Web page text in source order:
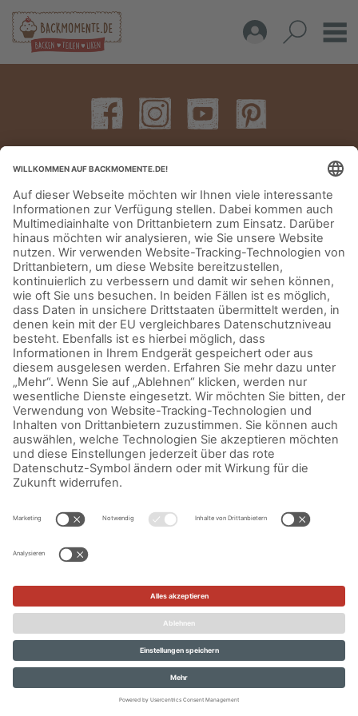
IMPRESSUM DATENSCHUTZERKLÄRUNG AGB KONTAKT
© Aurora Mühlen GmbH - Trettaustraße 49 – D-21107 Hamburg